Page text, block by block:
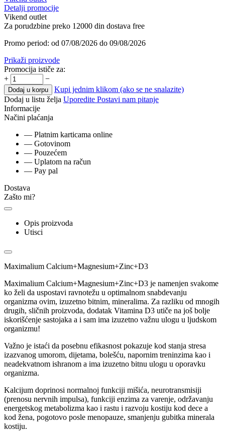
Detalji promocije
Vikend outlet
Za porudzbine preko 12000 din dostava free
Promo period: od 07/08/2026 do 09/08/2026
Prikaži proizvode
Promocija ističe za:
+
−
Dodaj u korpu
Kupi jednim klikom (ako se ne snalazite)
Dodaj u listu želja Uporedite Postavi nam pitanje
Informacije
Načini plaćanja
— Platnim karticama online
— Gotovinom
— Pouzećem
— Uplatom na račun
— Pay pal
Dostava
Zašto mi?
Opis proizvoda
Utisci
Maximalium Calcium+Magnesium+Zinc+D3
Maximalium Calcium+Magnesium+Zinc+D3 je namenjen svakome
ko želi da uspostavi ravnotežu u optimalnom snabdevanju
organizma ovim, izuzetno bitnim, mineralima. Za razliku od mnogih
drugih, sličnih proizvoda, dodatak Vitamina D3 utiče na još bolje
iskorišćenje sastojaka a i sam ima izuzetno važnu ulogu u ljudskom
organizmu!
Važno je istaći da posebnu efikasnost pokazuje kod stanja stresa
izazvanog umorom, dijetama, bolešću, napornim treninzima kao i
neadekvatnom ishranom a ima izuzetno bitnu ulogu u oporavku
organizma.
Kalcijum doprinosi normalnoj funkciji mišića, neurotransmisiji
(prenosu nervnih impulsa), funkciji enzima za varenje, održavanju
energetskog metabolizma kao i rastu i razvoju kostiju kod dece a
kod žena, pogotovo posle menopauze, smanjenju gubitka minerala
kostiju.